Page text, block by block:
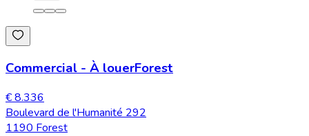
Commercial - À louerForest
€ 8.336
Boulevard de l'Humanité 292
1190 Forest